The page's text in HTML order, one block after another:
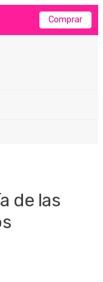
Comprar
de las